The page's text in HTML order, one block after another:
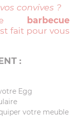
convives ?
le barbecue
fait pour vous
:
Egg
votre meuble